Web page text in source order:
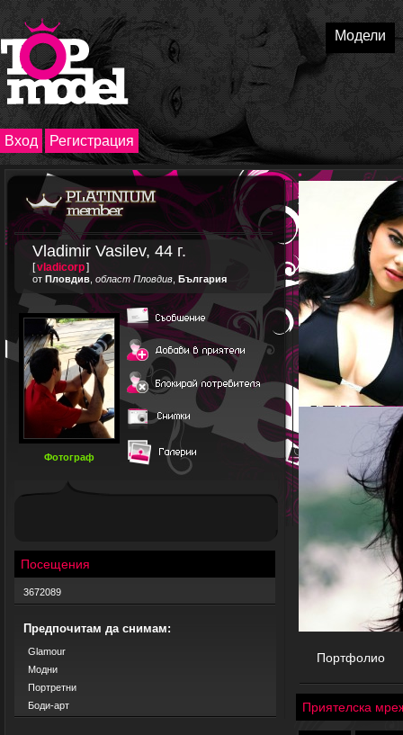
Модели
Вход Регистрация
Vladimir Vasilev, 44 г.
[vladicorp]
от Пловдив област Пловдив България
Фотограф
Посещения
3672089
Предпочитам да снимам:
Glamour
Модни
Портретни
Боди-арт
Портфолио
Приятелска